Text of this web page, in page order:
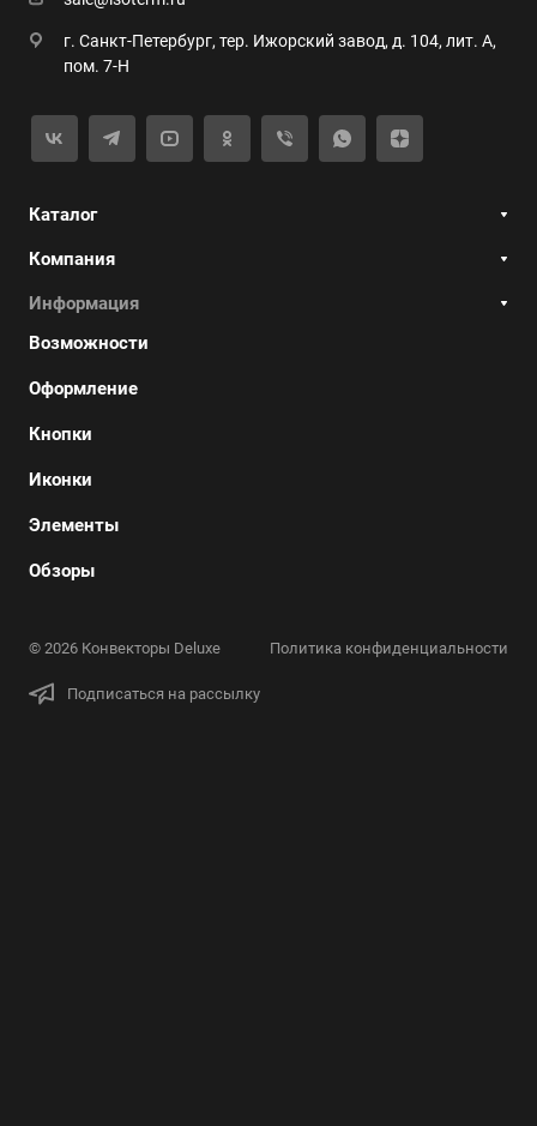
г. Санкт-Петербург, тер. Ижорский завод, д. 104, лит. А,
пом. 7-Н
Каталог
Компания
Информация
Возможности
Оформление
Кнопки
Иконки
Элементы
Обзоры
© 2026 Конвекторы Deluxe Политика конфиденциальности
Подписаться на рассылку